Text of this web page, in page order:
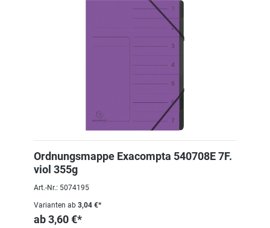
Ordnungsmappe Exacompta 540708E 7F.
viol 355g
Art.-Nr.: 5074195
Varianten ab 3,04 €*
ab3,60 €*